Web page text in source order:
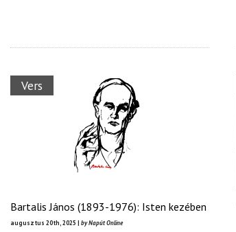
Vers
Bartalis János (1893-1976): Isten kezében
augusztus 20th, 2025 | by Napút Online